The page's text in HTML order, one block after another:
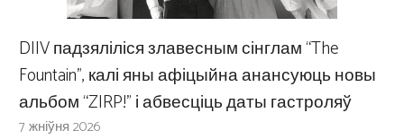
DIIV падзяліліся злавесным сінглам “The
Fountain”, калі яны афіцыйна анансуюць новы
альбом “ZIRP!” і абвесціць даты гастроляў
7 жніўня 2026